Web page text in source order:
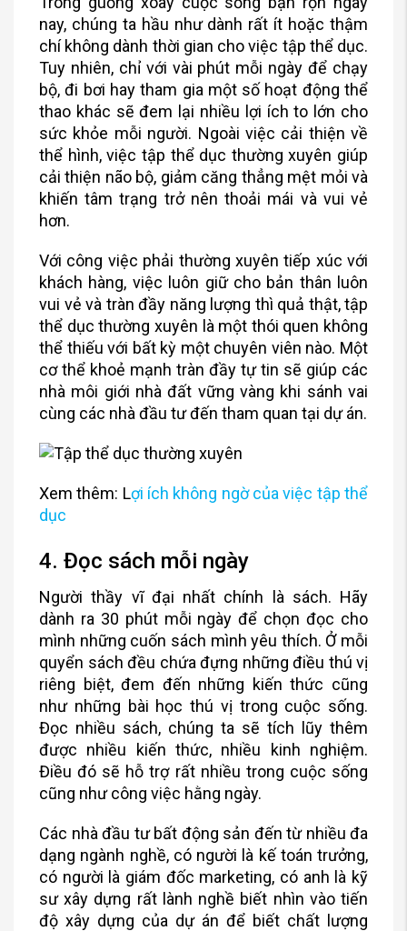
nay, chúng ta hầu như dành rất ít hoặc thậm
chí không dành thời gian cho việc tập thể dục.
Tuy nhiên, chỉ với vài phút mỗi ngày để chạy
bộ, đi bơi hay tham gia một số hoạt động thể
thao khác sẽ đem lại nhiều lợi ích to lớn cho
sức khỏe mỗi người. Ngoài việc cải thiện về
thể hình, việc tập thể dục thường xuyên giúp
cải thiện não bộ, giảm căng thẳng mệt mỏi và
khiến tâm trạng trở nên thoải mái và vui vẻ
hơn.
Với công việc phải thường xuyên tiếp xúc với
khách hàng, việc luôn giữ cho bản thân luôn
vui vẻ và tràn đầy năng lượng thì quả thật, tập
thể dục thường xuyên là một thói quen không
thể thiếu với bất kỳ một chuyên viên nào. Một
cơ thể khoẻ mạnh tràn đầy tự tin sẽ giúp các
nhà môi giới nhà đất vững vàng khi sánh vai
cùng các nhà đầu tư đến tham quan tại dự án.
Xem thêm: Lợi ích không ngờ của việc tập thể
dục
4. Đọc sách mỗi ngày
Người thầy vĩ đại nhất chính là sách. Hãy
dành ra 30 phút mỗi ngày để chọn đọc cho
mình những cuốn sách mình yêu thích. Ở mỗi
quyển sách đều chứa đựng những điều thú vị
riêng biệt, đem đến những kiến thức cũng
như những bài học thú vị trong cuộc sống.
Đọc nhiều sách, chúng ta sẽ tích lũy thêm
được nhiều kiến thức, nhiều kinh nghiệm.
Điều đó sẽ hỗ trợ rất nhiều trong cuộc sống
cũng như công việc hằng ngày.
Các nhà đầu tư bất động sản đến từ nhiều đa
dạng ngành nghề, có người là kế toán trưởng,
có người là giám đốc marketing, có anh là kỹ
sư xây dựng rất lành nghề biết nhìn vào tiến
độ xây dựng của dự án để biết chất lượng